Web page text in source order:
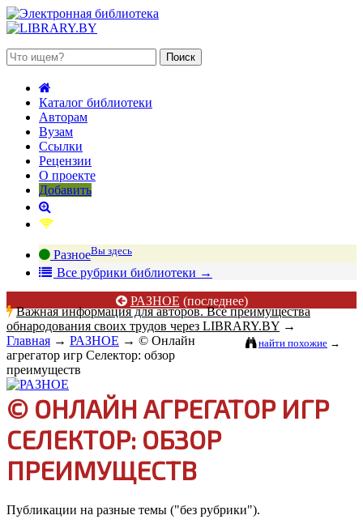
Каталог библиотеки
Авторам
Вузам
Ссылки
Рецензии
О проекте
Добавить
РазноеВы здесь
Все рубрики библиотеки →
РАЗНОЕ (последнее)
Важная информация для авторов. Все преимущества
обнародования своих трудов через LIBRARY.BY →
найти похожие →
Главная → РАЗНОЕ → © Онлайн
агрегатор игр Селектор: обзор
преимуществ
© ОНЛАЙН АГРЕГАТОР ИГР
СЕЛЕКТОР: ОБЗОР
ПРЕИМУЩЕСТВ
Публикации на разные темы ("без рубрики").